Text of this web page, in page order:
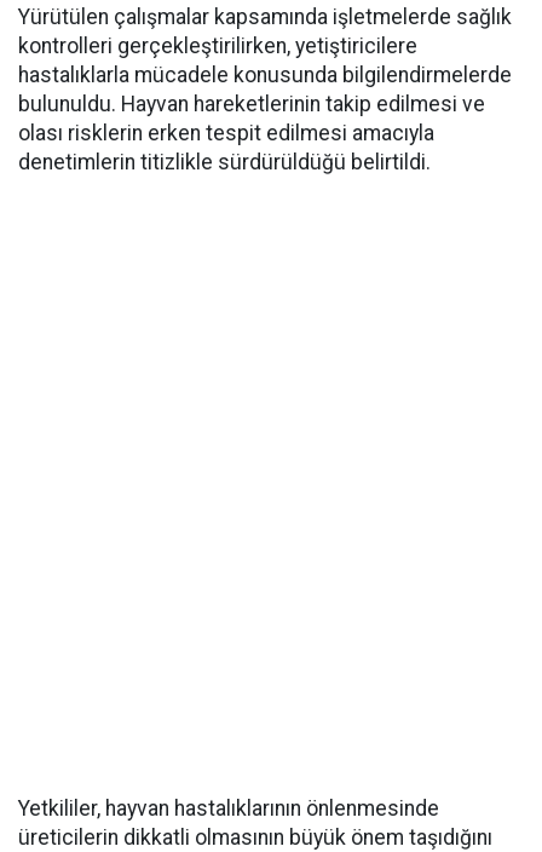
Yürütülen çalışmalar kapsamında işletmelerde sağlık
kontrolleri gerçekleştirilirken, yetiştiricilere
hastalıklarla mücadele konusunda bilgilendirmelerde
bulunuldu. Hayvan hareketlerinin takip edilmesi ve
olası risklerin erken tespit edilmesi amacıyla
denetimlerin titizlikle sürdürüldüğü belirtildi.
Yetkililer, hayvan hastalıklarının önlenmesinde
üreticilerin dikkatli olmasının büyük önem taşıdığını